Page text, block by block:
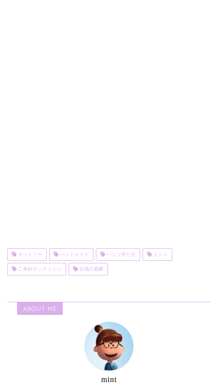
カットソー ハンドメイド パンツ作り方 ミシン
二本針ロックミシン 生地の裁断
ABOUT ME
mint